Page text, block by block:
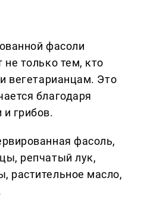
фасоли
не только тем, кто
вегетарианцам. Это
благодаря
грибов.
фасоль,
репчатый лук,
растительное масло,